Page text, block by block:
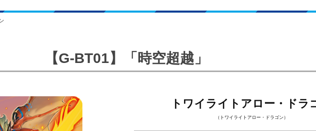
【G-BT01】「時空超越」
トワイライトアロー・ドラ
（トワイライトアロー・ドラゴン）